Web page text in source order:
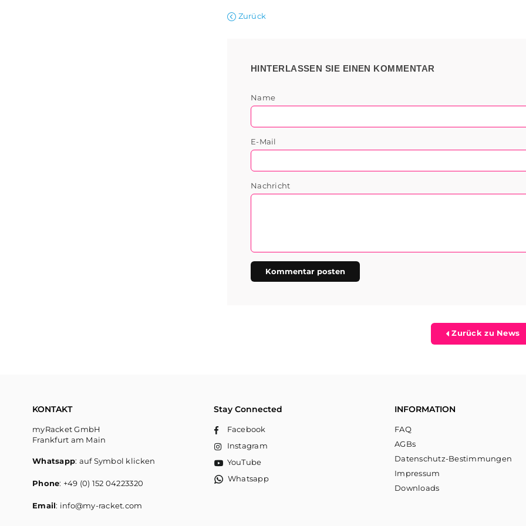
Zurück
HINTERLASSEN SIE EINEN KOMMENTAR
Name
E-Mail
Nachricht
Zurück zu News
KONTAKT
myRacket GmbH
Frankfurt am Main
Whatsapp: auf Symbol klicken
Phone: +49 (0) 152 04223320
Email: info@my-racket.com
Stay Connected
Facebook
Instagram
YouTube
Whatsapp
INFORMATION
FAQ
AGBs
Datenschutz-Bestimmungen
Impressum
Downloads